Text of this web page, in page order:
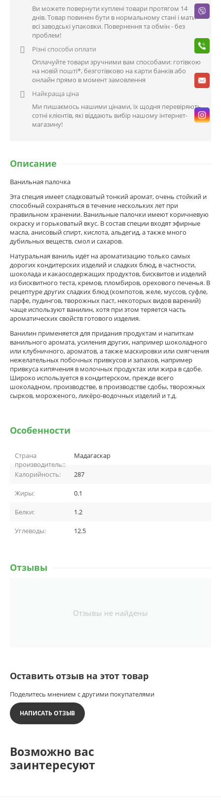
Ви можете повернути куплені товари протягом 14
днів. Товар повинен бути в нормальному стані і мати
всі заводські упаковки. Повернення та обмін - без
проблем!

Різні способи оплати
Оплачуйте товари зручними вам способами: готівкою
на новій пошті*, безготівково на карти банків або
онлайн прямо в момент замовлення

Найкраща ціна
Ми пишаємось нашими цінами, їх щодня перевіряють
сотні клієнтів, які віддають вибір нашому інтернет-
магазину!
Описание
Ванильная палочка
Эта специя имеет сладковатый тонкий аромат, очень стойкий и
способный сохраняться в течение нескольких лет при
правильном хранении. Ванильные палочки имеют коричневую
окраску и горьковатый вкус. В состав специи входят эфирные
масла, анисовый спирт, кислота, альдегид, а также много
дубильных веществ, смол и сахаров.
Натуральная ваниль идёт на ароматизацию только самых
дорогих кондитерских изделий и сладких блюд, в частности,
шоколада и какаосодержащих продуктов, бисквитов и изделий
из бисквитного теста, кремов, пломбиров, орехового печенья. В
рецептуре других сладких блюд (компотов, желе, муссов, суфле,
парфе, пудингов, творожных паст, некоторых видов варений)
чаще используют ванилин, хотя при этом теряется часть
ароматических свойств готового изделия.
Ванилин применяется для придания продуктам и напиткам
ванильного аромата, усиления других, например шоколадного
или клубничного, ароматов, а также маскировки или смягчения
нежелательных побочных привкусов и запахов, например
привкуса кипячения в молочных продуктах или жира в сдобе.
Широко используется в кондитерском, прежде всего
шоколадном, производстве, в производстве сдобы, творожных
сырков, мороженого, ликёро-водочных изделий и т.д.
Особенности
Страна
производитель::
Мадагаскар
Калорийность: 287
Жиры: 0.1
Белки: 1.2
Углеводы: 12.5
Отзывы
Отзывы не найдены
Оставить отзыв на этот товар
Поделитесь мнением с другими покупателями
НАПИСАТЬ ОТЗЫВ
Возможно вас
заинтересуют